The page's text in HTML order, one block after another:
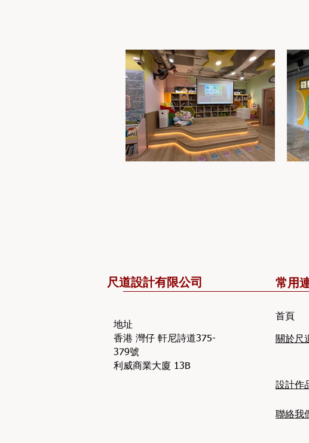
​尺道設計有限公司
地址
香港 灣仔 軒尼詩道375-
379號
利威商業大廈 13B
常用
​首頁
關於尺
設計作
聯絡我